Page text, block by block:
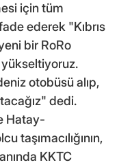
için tüm
ederek "Kıbrıs
bir RoRo
otobüsü alıp,
dedi.
Hatay-
taşımacılığının,
KKTC